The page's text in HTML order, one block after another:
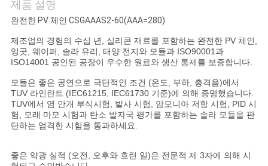
요
청
하
다
제품 설명
완전한 PV 체인 CSGAAAS2-60(AAA=280)
제조업의 경험의 수십 년, 실리콘 재료를 포함하는 완전한 PV 체인,
잉곳, 웨이퍼, 솔라 유리, 태양 전지와 모듈과 ISO90001과
ISO14001 공인된 공장이 우수한 원료와 생산 통제를 보증합니다.
모듈은 좋은 공연으로 극단적인 조건 (온도, 부하, 충격음)에서
TUV 라인란트 (IEC61215, IEC61730 기준)에 의해 증명했습니다.
TUV에서 염 안개 부식시험, 발사 시험, 암모니아 저항 시험, PID 시
험, 모래 마모 시험과 탄소 발자국 평가를 포함하는 솔라 모듈을 판
단하는 엄격한 시험을 통과하세요.
좋은 약광 실적 (오전, 오후와 흐린 일)은 전문적 제 3자에 의해 시